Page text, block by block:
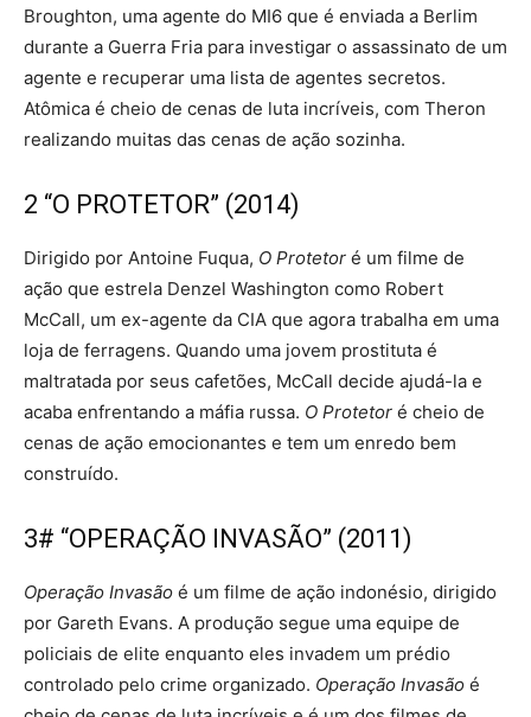
Broughton, uma agente do MI6 que é enviada a Berlim
durante a Guerra Fria para investigar o assassinato de um
agente e recuperar uma lista de agentes secretos.
Atômica é cheio de cenas de luta incríveis, com Theron
realizando muitas das cenas de ação sozinha.
2 “O PROTETOR” (2014)
Dirigido por Antoine Fuqua, O Protetor é um filme de
ação que estrela Denzel Washington como Robert
McCall, um ex-agente da CIA que agora trabalha em uma
loja de ferragens. Quando uma jovem prostituta é
maltratada por seus cafetões, McCall decide ajudá-la e
acaba enfrentando a máfia russa. O Protetor é cheio de
cenas de ação emocionantes e tem um enredo bem
construído.
3# “OPERAÇÃO INVASÃO” (2011)
Operação Invasão é um filme de ação indonésio, dirigido
por Gareth Evans. A produção segue uma equipe de
policiais de elite enquanto eles invadem um prédio
controlado pelo crime organizado. Operação Invasão é